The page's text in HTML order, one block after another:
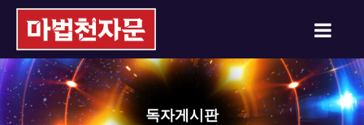
독자게시판